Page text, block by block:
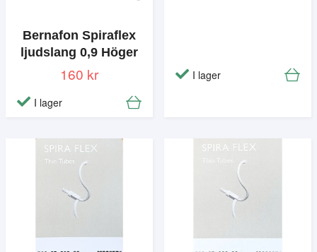
Bernafon Spiraflex
ljudslang 0,9 Höger
160 kr
I lager
I lager